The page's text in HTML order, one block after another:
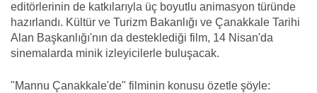
editörlerinin de katkılarıyla üç boyutlu animasyon türünde
hazırlandı. Kültür ve Turizm Bakanlığı ve Çanakkale Tarihi
Alan Başkanlığı'nın da desteklediği film, 14 Nisan'da
sinemalarda minik izleyicilerle buluşacak.
"Mannu Çanakkale'de" filminin konusu özetle şöyle: